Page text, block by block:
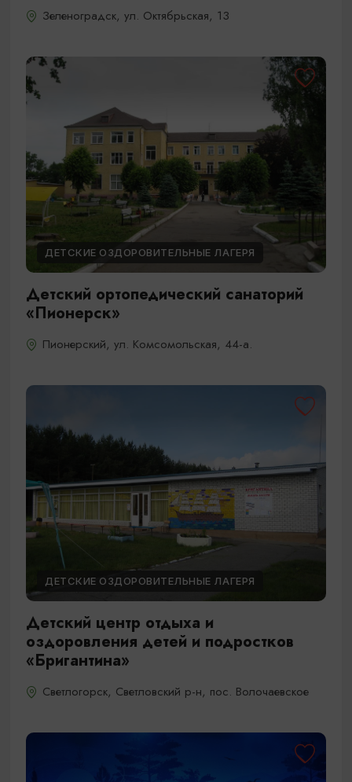
Зеленоградск, ул. Октябрьская, 13
ДЕТСКИЕ ОЗДОРОВИТЕЛЬНЫЕ ЛАГЕРЯ
Детский ортопедический санаторий
«Пионерск»
Пионерский, ул. Комсомольская, 44-а.
ДЕТСКИЕ ОЗДОРОВИТЕЛЬНЫЕ ЛАГЕРЯ
Детский центр отдыха и
оздоровления детей и подростков
«Бригантина»
Светлогорск, Светловский р-н, пос. Волочаевское